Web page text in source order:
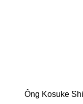
Ông Kosuke